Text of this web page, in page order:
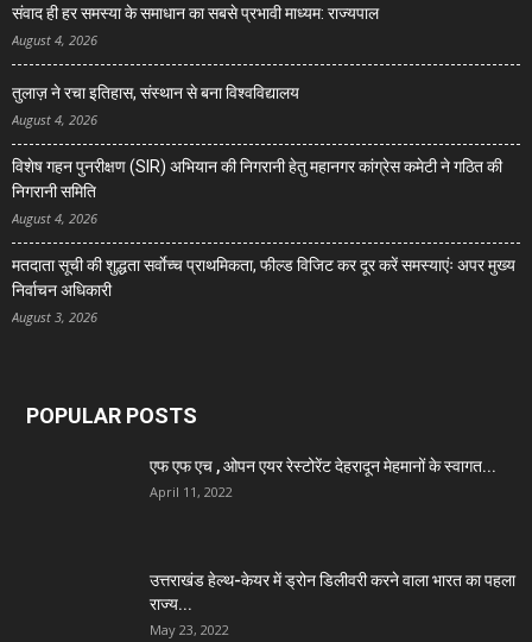
संवाद ही हर समस्या के समाधान का सबसे प्रभावी माध्यम: राज्यपाल
August 4, 2026
तुलाज़ ने रचा इतिहास, संस्थान से बना विश्वविद्यालय
August 4, 2026
विशेष गहन पुनरीक्षण (SIR) अभियान की निगरानी हेतु महानगर कांग्रेस कमेटी ने गठित की
निगरानी समिति
August 4, 2026
मतदाता सूची की शुद्धता सर्वाेच्च प्राथमिकता, फील्ड विजिट कर दूर करें समस्याएंः अपर मुख्य
निर्वाचन अधिकारी
August 3, 2026
POPULAR POSTS
एफ एफ एच , ओपन एयर रेस्टोरेंट देहरादून मेहमानों के स्वागत...
April 11, 2022
उत्तराखंड हेल्थ-केयर में ड्रोन डिलीवरी करने वाला भारत का पहला
राज्य...
May 23, 2022